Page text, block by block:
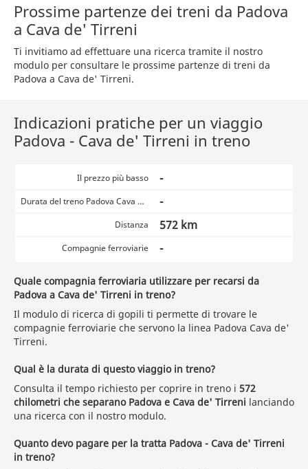
Prossime partenze dei treni da Padova
a Cava de' Tirreni
Ti invitiamo ad effettuare una ricerca tramite il nostro
modulo per consultare le prossime partenze di treni da
Padova a Cava de' Tirreni.
Indicazioni pratiche per un viaggio
Padova - Cava de' Tirreni in treno
Il prezzo più basso -
Durata del treno Padova Cava de' Tirreni -
Distanza 572 km
Compagnie ferroviarie -
Quale compagnia ferroviaria utilizzare per recarsi da
Padova a Cava de' Tirreni in treno?
Il modulo di ricerca di gopili ti permette di trovare le
compagnie ferroviarie che servono la linea Padova Cava de'
Tirreni.
Qual è la durata di questo viaggio in treno?
Consulta il tempo richiesto per coprire in treno i 572
chilometri che separano Padova e Cava de' Tirreni lanciando
una ricerca con il nostro modulo.
Quanto devo pagare per la tratta Padova - Cava de' Tirreni
in treno?